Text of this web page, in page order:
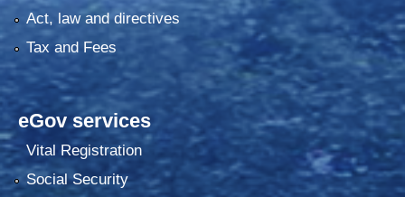
Act, law and directives
Tax and Fees
eGov services
Vital Registration
Social Security